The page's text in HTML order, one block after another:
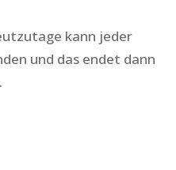
kann jeder
und das endet dann